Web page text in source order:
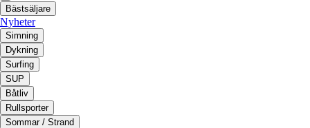
Bästsäljare
Nyheter
Simning
Dykning
Surfing
SUP
Båtliv
Rullsporter
Sommar / Strand